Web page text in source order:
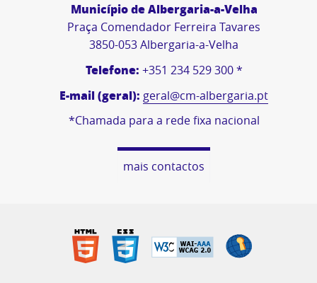
Município de Albergaria-a-Velha
Praça Comendador Ferreira Tavares
3850-053 Albergaria-a-Velha
Telefone: +351 234 529 300 *
E-mail (geral): geral@cm-albergaria.pt
*Chamada para a rede fixa nacional
mais contactos